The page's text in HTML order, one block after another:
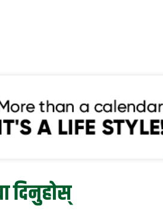
दिनुहोस्